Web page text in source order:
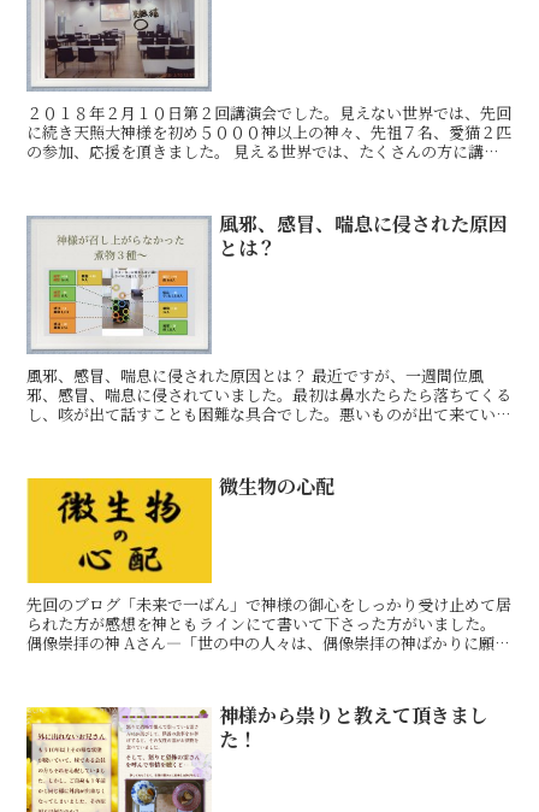
２０１８年２月１０日第２回講演会でした。見えない世界では、先回
に続き天照大神様を初め５０００神以上の神々、先祖７名、愛猫２匹
の参加、応援を頂きました。 見える世界では、たくさんの方に講演
風邪、感冒、喘息に侵された原因
とは？
風邪、感冒、喘息に侵された原因とは？ 最近ですが、一週間位風
邪、感冒、喘息に侵されていました。最初は鼻水たらたら落ちてくる
し、咳が出て話すことも困難な具合でした。悪いものが出て来ている
微生物の心配
先回のブログ「未来で一ばん」で神様の御心をしっかり受け止めて居
られた方が感想を神ともラインにて書いて下さった方がいました。
偶像崇拝の神 Aさん―「世の中の人々は、偶像崇拝の神ばかりに願っ
神様から祟りと教えて頂きまし
た！